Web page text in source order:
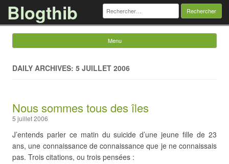
Blogthib Rechercher :
Menu
DAILY ARCHIVES: 5 JUILLET 2006
Nous sommes tous des îles
5 juillet 2006
J’entends parler ce matin du suicide d’une jeune fille de 23
ans, une connaissance de connaissance que je ne connaissais
pas. Trois citations, ou trois pensées :